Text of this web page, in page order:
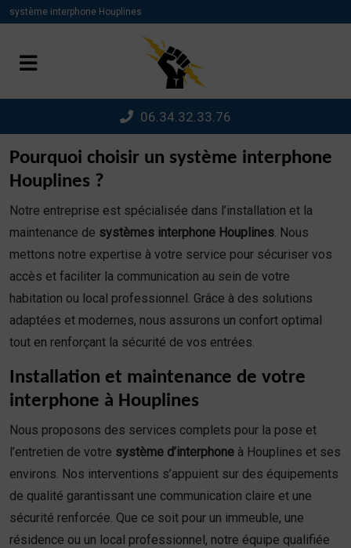
système interphone Houplines
06.34.32.33.76
Pourquoi choisir un système interphone
Houplines ?
Notre entreprise est spécialisée dans l’installation et la
maintenance de systèmes interphone Houplines. Nous
mettons notre expertise à votre service pour sécuriser vos
accès et faciliter la communication au sein de votre
habitation ou local professionnel. Grâce à des solutions
adaptées et modernes, nous assurons un confort optimal
tout en renforçant la sécurité de vos entrées.
Installation et maintenance de votre
interphone à Houplines
Nous proposons des services complets pour la pose et
l’entretien de votre système d’interphone à Houplines et ses
environs. Nos interventions s’appuient sur des équipements
de qualité garantissant une communication claire et une
sécurité renforcée. Que ce soit pour un immeuble, une
résidence ou un local professionnel, notre équipe qualifiée
Panneau de gestion des cookies